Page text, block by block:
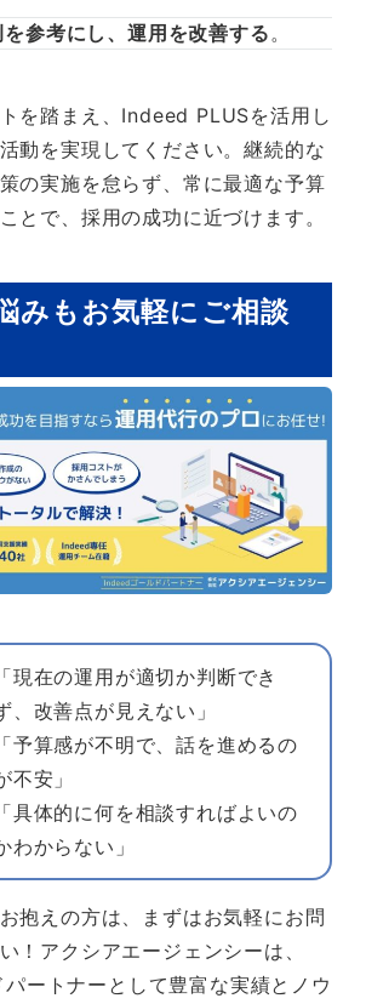
参考にし、運用を改善する。
を踏まえ、Indeed PLUSを活用し
動を実現してください。継続的な
の実施を怠らず、常に最適な予算
とで、採用の成功に近づけます。
みもお気軽にご相談
「現在の運用が適切か判断でき
、改善点が見えない」
「予算感が不明で、話を進めるの
不安」
「具体的に何を相談すればよいの
わからない」
抱えの方は、まずはお気軽にお問
！アクシアエージェンシーは、
ートナーとして豊富な実績とノウ